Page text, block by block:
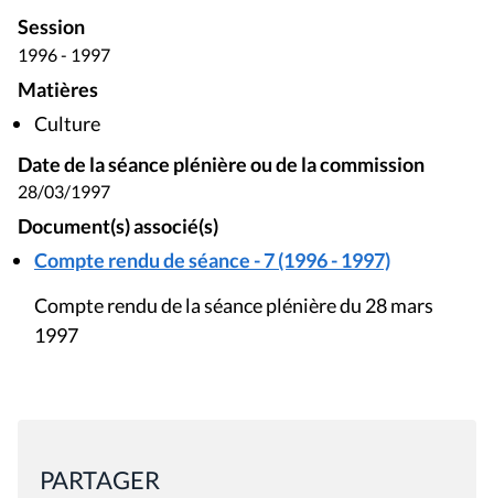
Session
1996 - 1997
Matières
Culture
Date de la séance plénière ou de la commission
28/03/1997
Document(s) associé(s)
Compte rendu de séance - 7 (1996 - 1997)
Compte rendu de la séance plénière du 28 mars
1997
PARTAGER